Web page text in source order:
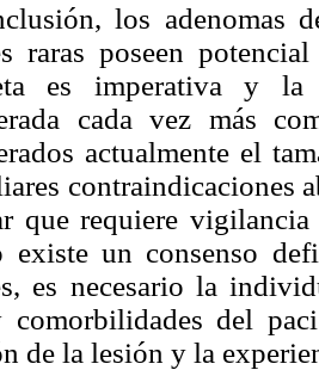
los adenomas
raras poseen
es imperativa y la
cada vez más
actualmente el
contraindicaciones
que requiere
existe un consenso
es necesario la
comorbilidades del
de la lesión y la